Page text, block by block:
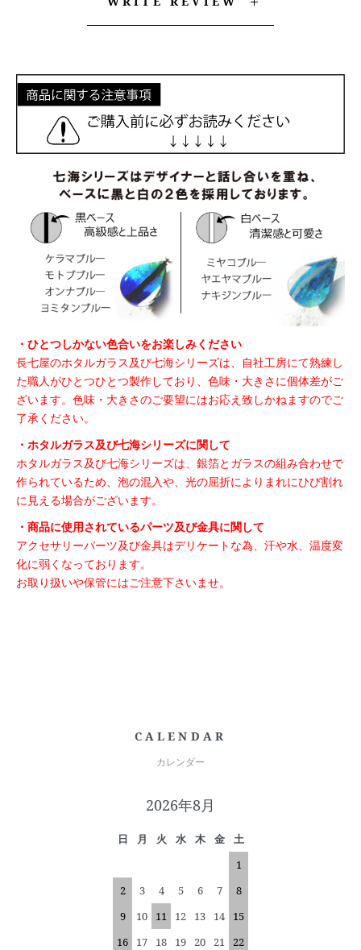
・ひとつしかない色合いをお楽しみください
長七屋のホタルガラス及び七海シリーズは、自社工房にて熟練し
た職人がひとつひとつ製作しており、色味・大きさに個体差がご
ざいます。色味・大きさのご要望にはお応え致しかねますのでご
了承ください。
・ホタルガラス及び七海シリーズに関して
ホタルガラス及び七海シリーズは、銀箔とガラスの組み合わせで
作られているため、泡の混入や、光の屈折によりまれにひび割れ
に見える場合がございます。
・商品に使用されているパーツ及び金具に関して
アクセサリーパーツ及び金具はデリケートな為、汗や水、温度変
化に弱くなっております。
お取り扱いや保管にはご注意下さいませ。
CALENDAR
カレンダー
2026年8月
日 月 火 水 木 金
土
1
2
3 4 5 6 7
8
9
10 11 12 13 14
15
16
17 18 19 20 21
22